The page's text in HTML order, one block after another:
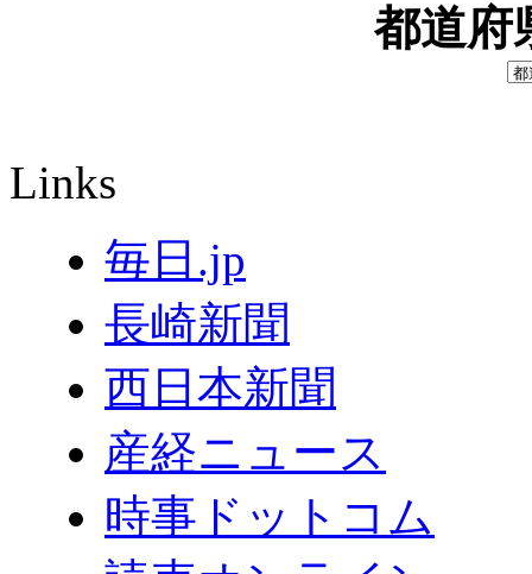
都道府
Links
毎日.jp
長崎新聞
西日本新聞
産経ニュース
時事ドットコム